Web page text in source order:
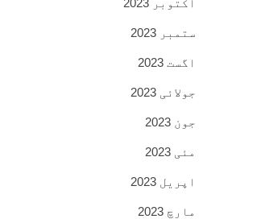
اکتوبر 2023
ستمبر 2023
اگست 2023
جولائی 2023
جون 2023
مئی 2023
اپریل 2023
مارچ 2023